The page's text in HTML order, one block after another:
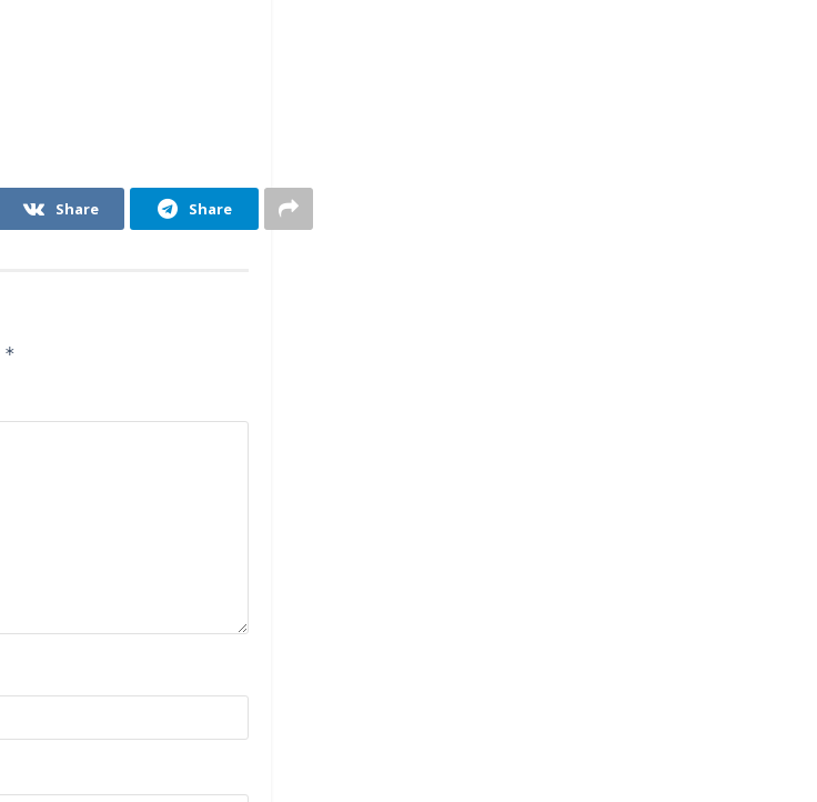
Share Share
*